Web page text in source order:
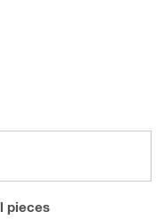
pieces